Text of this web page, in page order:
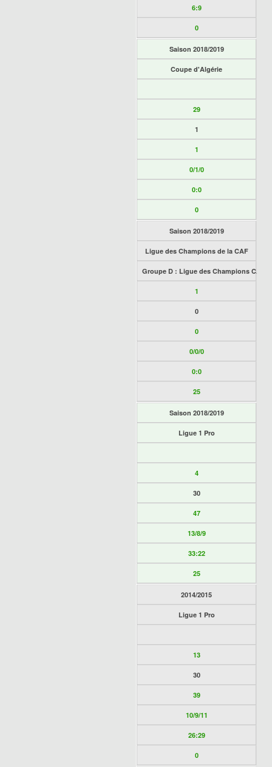
6:9
0
Saison 2018/2019
Coupe d'Algérie
29
1
1
0/1/0
0:0
0
Saison 2018/2019
Ligue des Champions de la CAF
Groupe D : Ligue des Champions CAF
1
0
0
0/0/0
0:0
25
Saison 2018/2019
Ligue 1 Pro
4
30
47
13/8/9
33:22
25
2014/2015
Ligue 1 Pro
13
30
39
10/9/11
26:29
0